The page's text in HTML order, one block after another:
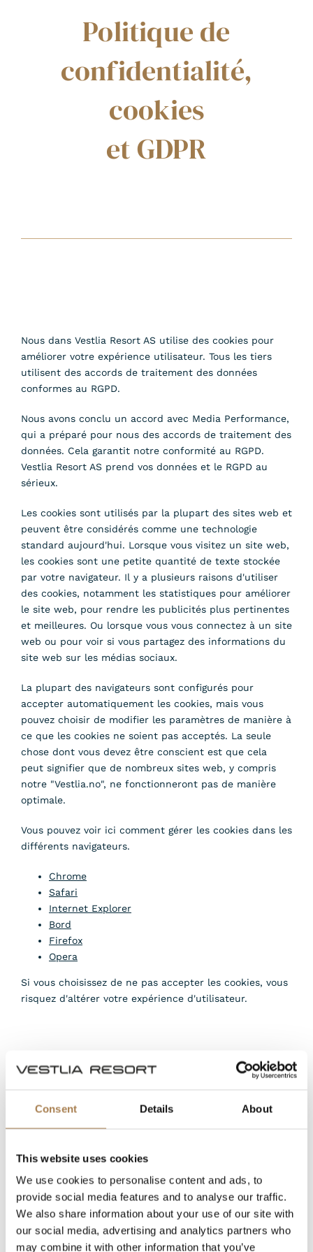
Consent Details About
This website uses cookies
We use cookies to personalise content and ads, to
provide social media features and to analyse our traffic.
We also share information about your use of our site with
our social media, advertising and analytics partners who
may combine it with other information that you’ve
Politique de
confidentialité,
cookies
et GDPR
Nous dans Vestlia Resort AS utilise des cookies pour
améliorer votre expérience utilisateur. Tous les tiers
utilisent des accords de traitement des données
conformes au RGPD.
Nous avons conclu un accord avec Media Performance,
qui a préparé pour nous des accords de traitement des
données. Cela garantit notre conformité au RGPD.
Vestlia Resort AS prend vos données et le RGPD au
sérieux.
Les cookies sont utilisés par la plupart des sites web et
peuvent être considérés comme une technologie
standard aujourd'hui. Lorsque vous visitez un site web,
les cookies sont une petite quantité de texte stockée
par votre navigateur. Il y a plusieurs raisons d'utiliser
des cookies, notamment les statistiques pour améliorer
le site web, pour rendre les publicités plus pertinentes
et meilleures. Ou lorsque vous vous connectez à un site
web ou pour voir si vous partagez des informations du
site web sur les médias sociaux.
La plupart des navigateurs sont configurés pour
accepter automatiquement les cookies, mais vous
pouvez choisir de modifier les paramètres de manière à
ce que les cookies ne soient pas acceptés. La seule
chose dont vous devez être conscient est que cela
peut signifier que de nombreux sites web, y compris
notre "Vestlia.no", ne fonctionneront pas de manière
optimale.
Vous pouvez voir ici comment gérer les cookies dans les
différents navigateurs.
Chrome
Safari
Internet Explorer
Bord
Firefox
Opera
Si vous choisissez de ne pas accepter les cookies, vous
risquez d'altérer votre expérience d'utilisateur.
Vos paramètres de cookies.
CARACTÉRISTIQUES
nécessaires aux fonctions de base de Vestlia.no. En
sauvegarde de la sécurité et du fonctionnement du site
web conformément aux règles applicables. Il s'agit
notamment des cookies qui permettent de se souvenir
de vous lorsque vous visitez le site web au cours d'une